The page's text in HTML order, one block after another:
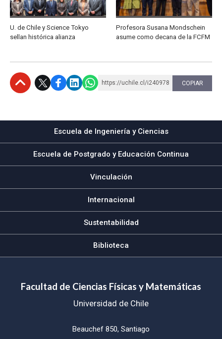
U. de Chile y Science Tokyo
sellan histórica alianza
Profesora Susana Mondschein
asume como decana de la FCFM
https://uchile.cl/i240978 COPIAR
Escuela de Ingeniería y Ciencias
Escuela de Postgrado y Educación Continua
Vinculación
Internacional
Sustentabilidad
Biblioteca
Facultad de Ciencias Físicas y Matemáticas
Universidad de Chile
Beauchef 850, Santiago